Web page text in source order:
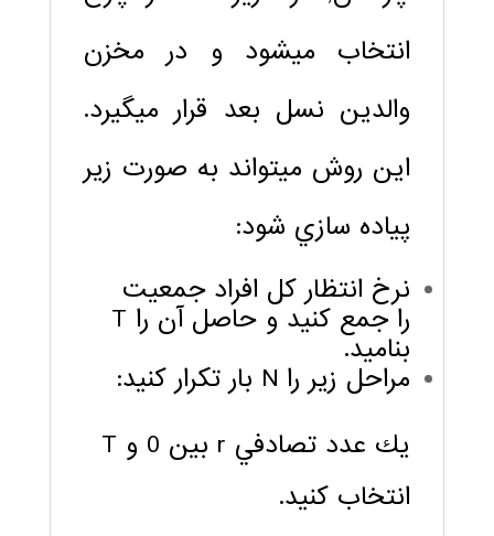
انتخاب مي‏شود و در مخزن
والدين نسل بعد قرار مي‏گيرد.
اين روش مي‏تواند به صورت زير
پياده‏ سازي شود:
نرخ انتظار كل افراد جمعيت
را جمع كنيد و حاصل آن را T
بناميد.
مراحل زير را N بار تكرار كنيد:
انتخاب كنيد.